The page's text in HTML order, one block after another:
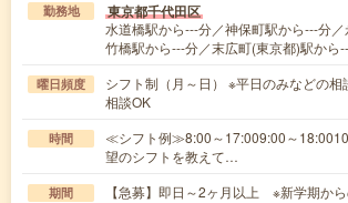
勤務地 東京都千代田区
水道橋駅から---分／神保町駅から---分
竹橋駅から---分／末広町(東京都)駅から
曜日頻度
シフト制（月～日） ※平日のみなどの相
相談OK
時間
≪シフト例≫8:00～17:009:00～
望のシフトを教えて…
期間 【急募】即日～2ヶ月以上 ※新学期か